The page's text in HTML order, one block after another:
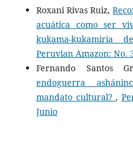
Roxani Rivas Ruiz,
acuática como ser
kukama-
Peruvian Amazon: No.
Fernando Santos
endoguerra
mandato cultural?,
Junio